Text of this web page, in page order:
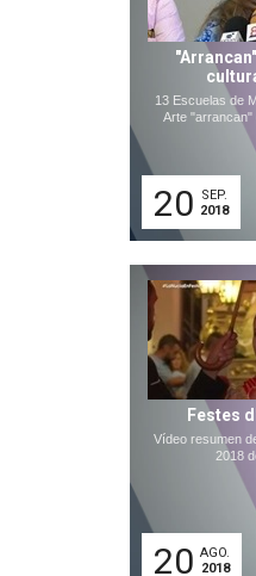
13 Escuelas de
Arte "arrancan"
20
SEP.
2018
Festes
Vídeo resumen
2018
20 AGO.
2018